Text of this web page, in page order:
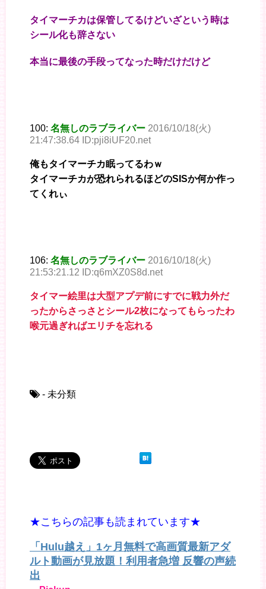
タイマーチカは保管してるけどいざという時は
シール化も辞さない
本当に最後の手段ってなった時だけだけど
100: 名無しのラブライバー 2016/10/18(火)
21:47:38.64 ID:pji8iUF20.net
俺もタイマーチカ眠ってるわｗ
タイマーチカが恐れられるほどのSISか何か作っ
てくれぃ
106: 名無しのラブライバー 2016/10/18(火)
21:53:21.12 ID:q6mXZ0S8d.net
タイマー絵里は大型アプデ前にすでに戦力外だ
ったからさっさとシール2枚になってもらったわ
喉元過ぎればエリチを忘れる
- 未分類
★こちらの記事も読まれています★
「Hulu越え」1ヶ月無料で高画質最新アダ
ルト動画が見放題！利用者急増 反響の声続
出